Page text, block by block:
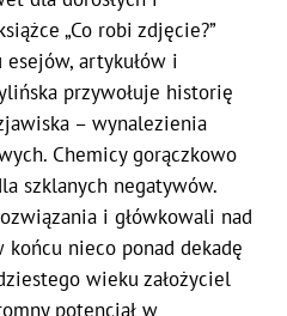
„Co robi zdjęcie?”
esejów, artykułów i
przywołuje historię
– wynalezienia
Chemicy gorączkowo
szklanych negatywów.
i główkowali nad
nieco ponad dekadę
wieku założyciel
potencjał w